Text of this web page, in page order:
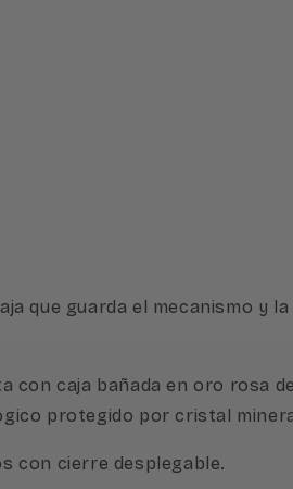
que guarda el mecanismo
caja bañada en oro rosa
protegido por cristal
con cierre desplegable.